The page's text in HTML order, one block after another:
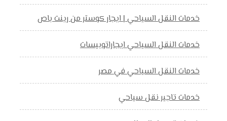
خدمات النقل السياحي | ايجار كوستر من رينت باص
خدمات النقل السياحي ايجاراتوبيسات
خدمات النقل السياحي في مصر
خدمات تاجير نقل سياحي